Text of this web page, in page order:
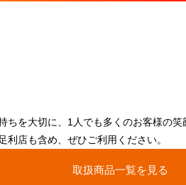
を大切に、1人でも多くのお客様の
店も含め、ぜひご利用ください。
取扱商品一覧を見る